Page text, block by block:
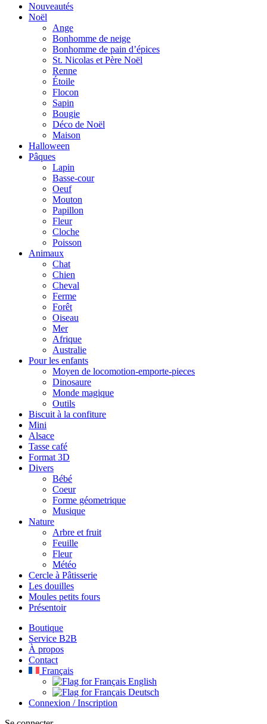
Nouveautés
Noël
Ange
Bonhomme de neige
Bonhomme de pain d’épices
St. Nicolas et Père Noël
Renne
Étoile
Flocon
Sapin
Bougie
Déco de Noël
Maison
Halloween
Pâques
Lapin
Basse-cour
Oeuf
Mouton
Papillon
Fleur
Cloche
Poisson
Animaux
Chat
Chien
Cheval
Ferme
Forêt
Oiseau
Mer
Afrique
Australie
Pour les enfants
Moyen de locomotion-emporte-pieces
Dinosaure
Monde magique
Outils
Biscuit à la confiture
Mini
Alsace
Tasse café
Format 3D
Divers
Bébé
Coeur
Forme géometrique
Musique
Nature
Arbre et fruit
Feuille
Fleur
Météo
Cercle à Pâtisserie
Les douilles
Moules petits fours
Présentoir
Boutique
Service B2B
À propos
Contact
Français
English
Deutsch
Connexion / Inscription